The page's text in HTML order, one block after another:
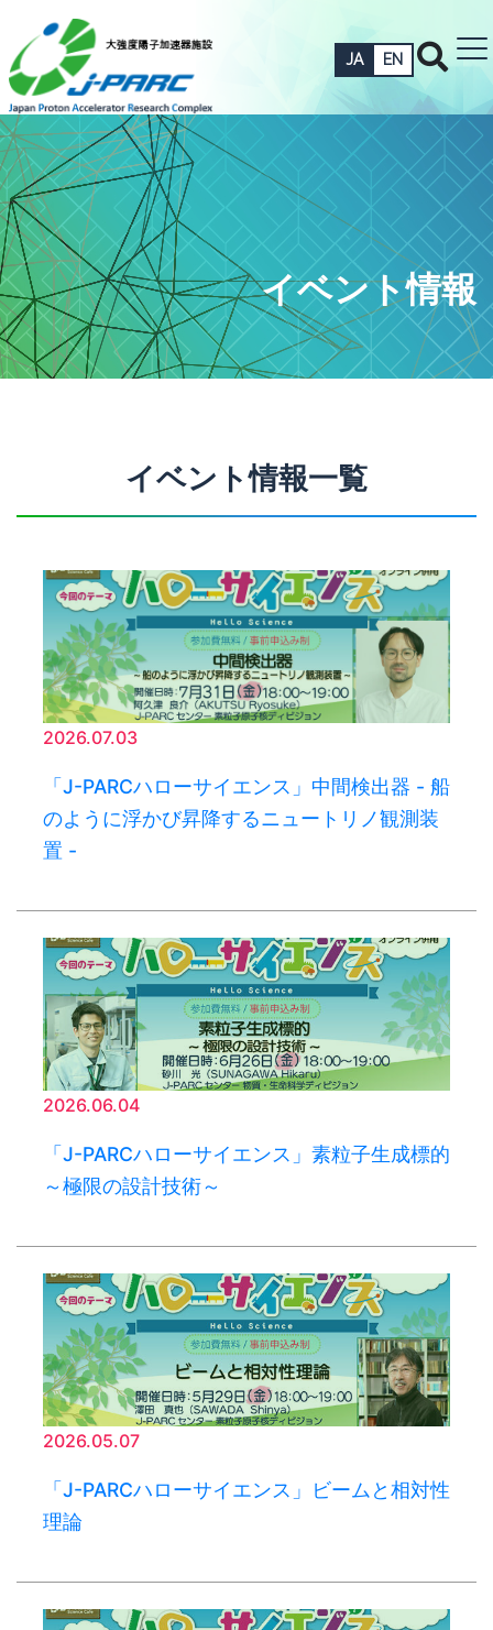
JA EN
イベント情報
イベント情報一覧
2026.07.03
「J-PARCハローサイエンス」中間検出器 - 船
のように浮かび昇降するニュートリノ観測装
置 -
2026.06.04
「J-PARCハローサイエンス」素粒子生成標的
～極限の設計技術～
2026.05.07
「J-PARCハローサイエンス」ビームと相対性
理論